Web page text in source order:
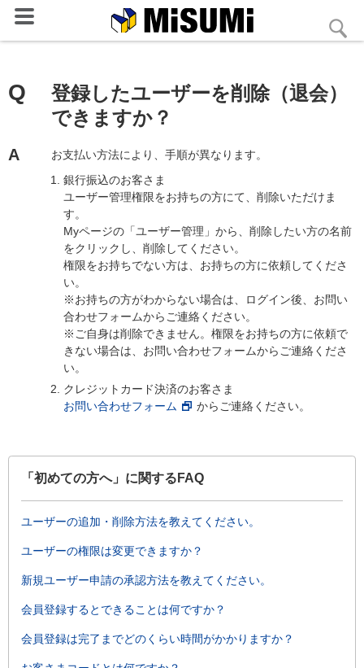
MISUMI
Q
登録したユーザーを削除（退会）
できますか？
A
お支払い方法により、手順が異なります。
銀行振込のお客さま
ユーザー管理権限をお持ちの方にて、削除いただけま
す。
Myページの「ユーザー管理」から、削除したい方の名前
をクリックし、削除してください。
権限をお持ちでない方は、お持ちの方に依頼してくださ
い。
※お持ちの方がわからない場合は、ログイン後、お問い
合わせフォームからご連絡ください。
※ご自身は削除できません。権限をお持ちの方に依頼で
きない場合は、お問い合わせフォームからご連絡くださ
い。
クレジットカード決済のお客さま
お問い合わせフォーム
からご連絡ください。
「初めての方へ」に関するFAQ
ユーザーの追加・削除方法を教えてください。
ユーザーの権限は変更できますか？
新規ユーザー申請の承認方法を教えてください。
会員登録するとできることは何ですか？
会員登録は完了までどのくらい時間がかかりますか？